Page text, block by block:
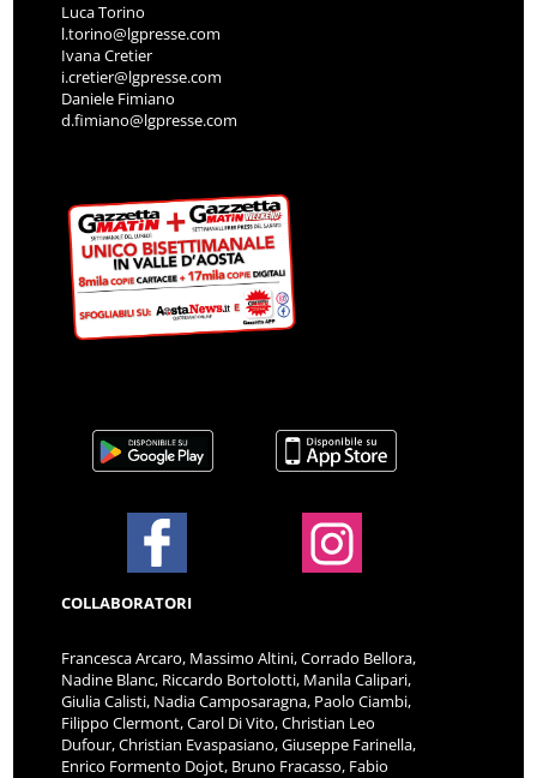
Luca Torino
l.torino@lgpresse.com
Ivana Cretier
i.cretier@lgpresse.com
Daniele Fimiano
d.fimiano@lgpresse.com
COLLABORATORI
Francesca Arcaro, Massimo Altini, Corrado Bellora,
Nadine Blanc, Riccardo Bortolotti, Manila Calipari,
Giulia Calisti, Nadia Camposaragna, Paolo Ciambi,
Filippo Clermont, Carol Di Vito, Christian Leo
Dufour, Christian Evaspasiano, Giuseppe Farinella,
Enrico Formento Dojot, Bruno Fracasso, Fabio